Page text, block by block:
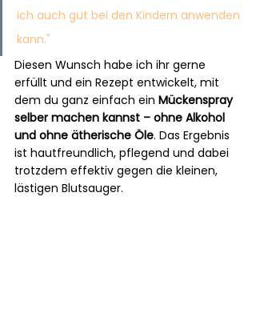
ich auch gut bei den Kindern anwenden
kann."
Diesen Wunsch habe ich ihr gerne
erfüllt und ein Rezept entwickelt, mit
dem du ganz einfach ein Mückenspray
selber machen kannst – ohne Alkohol
und ohne ätherische Öle. Das Ergebnis
ist hautfreundlich, pflegend und dabei
trotzdem effektiv gegen die kleinen,
lästigen Blutsauger.